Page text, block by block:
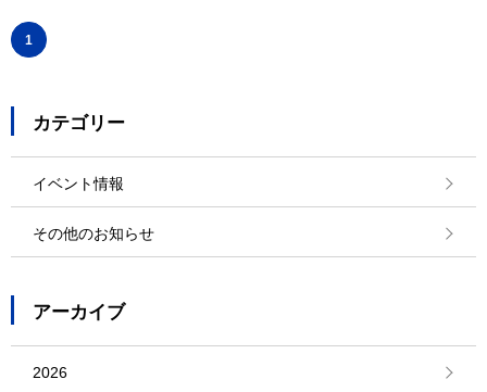
1
カテゴリー
イベント情報
その他のお知らせ
アーカイブ
2026